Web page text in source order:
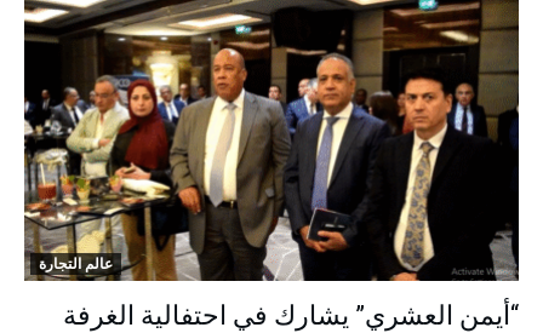
عالم التجارة
“أيمن العشري” يشارك في احتفالية الغرفة